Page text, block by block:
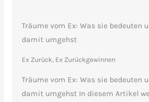
Träume vom Ex: Was sie bedeuten
damit umgehst
Ex Zurück, Ex Zurückgewinnen
Träume vom Ex: Was sie bedeuten
damit umgehst In diesem Artikel